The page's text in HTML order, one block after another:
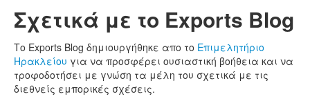
Σχετικά με το Exports Blog
Το Exports Blog δημιουργήθηκε απο το Επιμελητήριο
Ηρακλείου για να προσφέρει ουσιαστική βοήθεια και να
τροφοδοτήσει με γνώση τα μέλη του σχετικά με τις
διεθνείς εμπορικές σχέσεις.